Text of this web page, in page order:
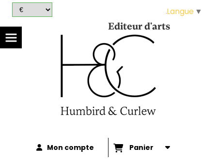
Editeur d'arts
Mon compte Panier
Langue ▼
Panneau de gestion des cookies